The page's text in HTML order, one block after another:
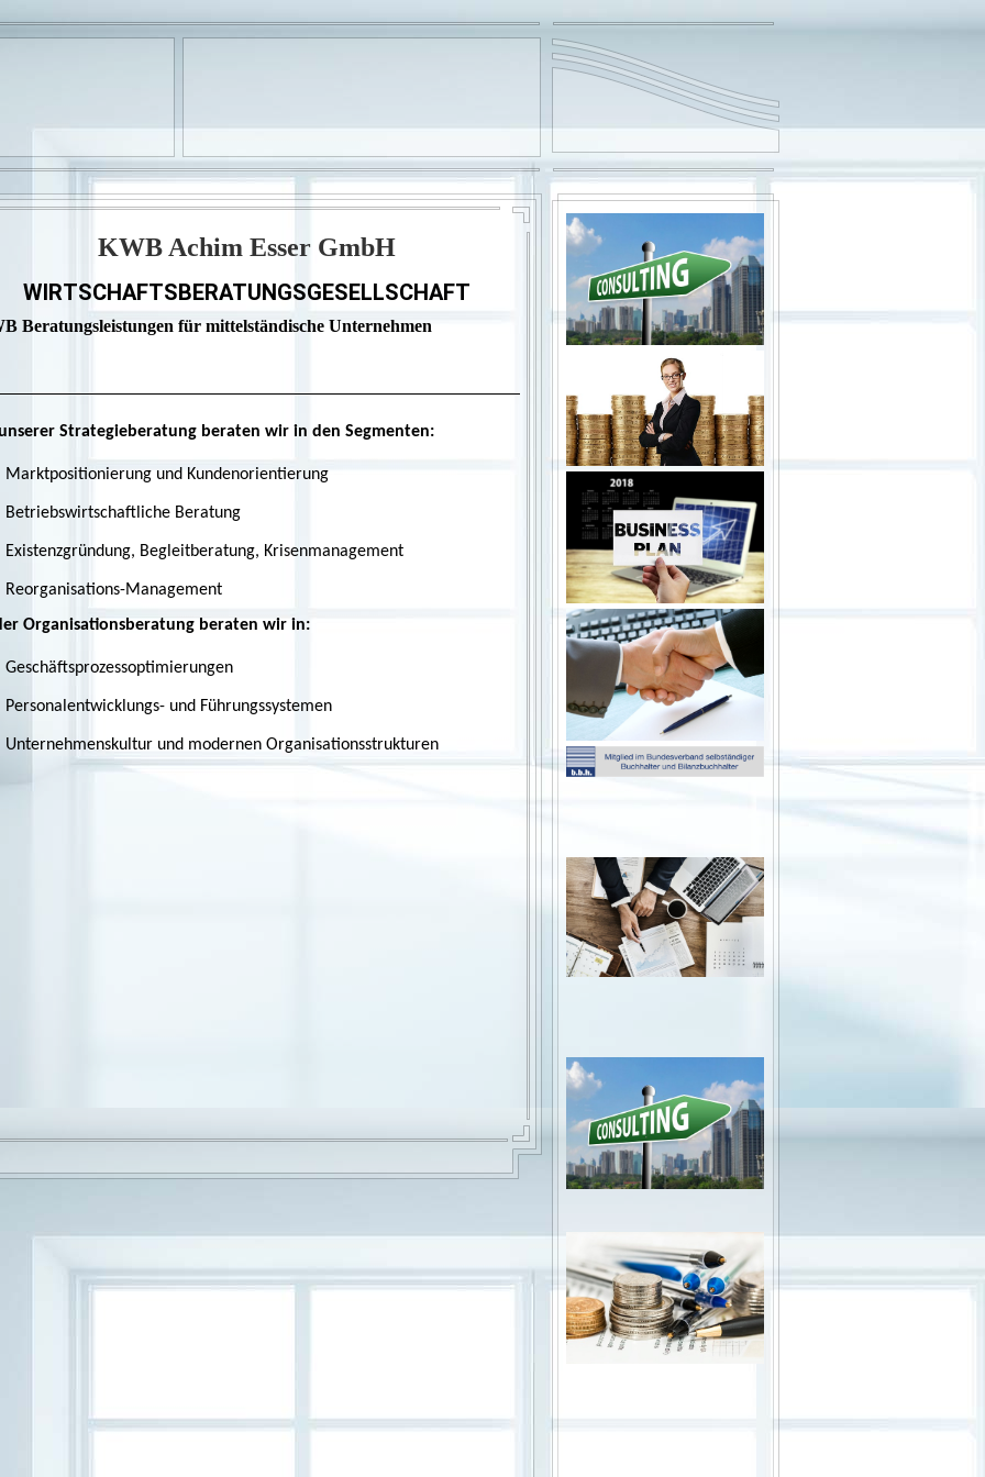
KWB Achim Esser GmbH
WIRTSCHAFTSBERATUNGSGESELLSCHAFT
Beratungsleistungen für mittelständische Unternehmen
Strategieberatung beraten wir in den Segmenten:
Marktpositionierung und Kundenorientierung
Betriebswirtschaftliche Beratung
Existenzgründung, Begleitberatung, Krisenmanagement
Reorganisations-Management
Organisationsberatung beraten wir in:
Geschäftsprozessoptimierungen
Personalentwicklungs- und Führungssystemen
Unternehmenskultur und modernenOrganisationsstrukturen